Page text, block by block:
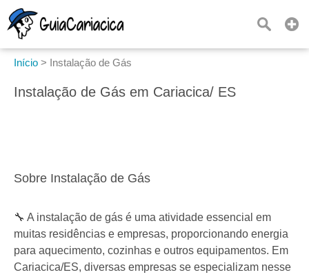
Início > Instalação de Gás
Instalação de Gás em Cariacica/ ES
Sobre Instalação de Gás
🔧 A instalação de gás é uma atividade essencial em
muitas residências e empresas, proporcionando energia
para aquecimento, cozinhas e outros equipamentos. Em
Cariacica/ES, diversas empresas se especializam nesse